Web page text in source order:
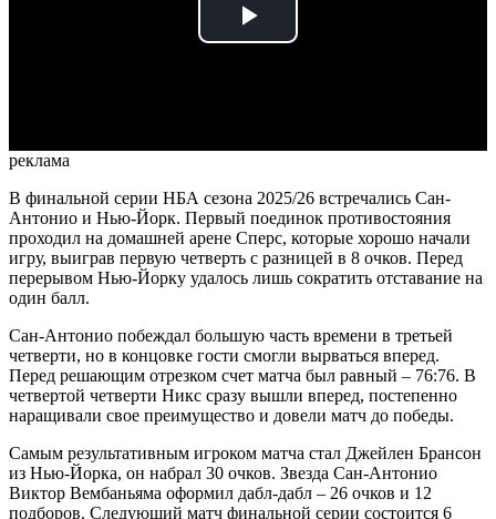
Play
реклама
В финальной серии НБА сезона 2025/26 встречались Сан-
Антонио и Нью-Йорк. Первый поединок противостояния
проходил на домашней арене Сперс, которые хорошо начали
игру, выиграв первую четверть с разницей в 8 очков. Перед
перерывом Нью-Йорку удалось лишь сократить отставание на
один балл.
Сан-Антонио побеждал большую часть времени в третьей
четверти, но в концовке гости смогли вырваться вперед.
Перед решающим отрезком счет матча был равный – 76:76. В
четвертой четверти Никс сразу вышли вперед, постепенно
наращивали свое преимущество и довели матч до победы.
Самым результативным игроком матча стал Джейлен Брансон
из Нью-Йорка, он набрал 30 очков. Звезда Сан-Антонио
Виктор Вембаньяма оформил дабл-дабл – 26 очков и 12
подборов. Следующий матч финальной серии состоится 6